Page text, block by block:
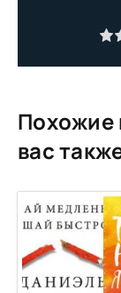
Похожие
вас